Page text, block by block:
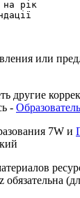
или
другие
-
7W и